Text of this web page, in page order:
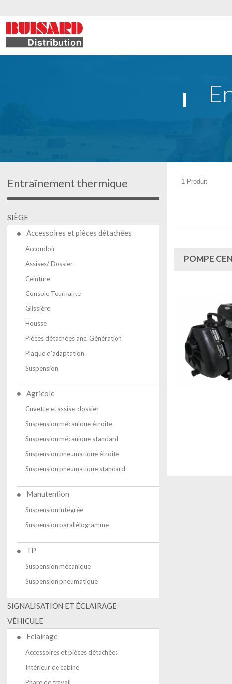
Entraînement thermique
SIÈGE
Accessoires et pièces détachées
Accoudoir
Assises/ Dossier
Ceinture
Console Tournante
Glissière
Housse
Pièces détachées anc. Génération
Plaque d'adaptation
Suspension
Agricole
Cuvette et assise-dossier
Suspension mécanique étroite
Suspension mécanique standard
Suspension pneumatique étroite
Suspension pneumatique standard
Manutention
Suspension intégrée
Suspension parallèlogramme
TP
Suspension mécanique
Suspension pneumatique
SIGNALISATION ET ÉCLAIRAGE
VÉHICULE
Eclairage
Accessoires et pièces détachées
Intérieur de cabine
Phare de travail
1 Produit
POMPE